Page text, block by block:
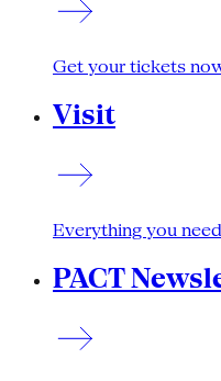
Get your tickets
Visit
Everything you
PACT